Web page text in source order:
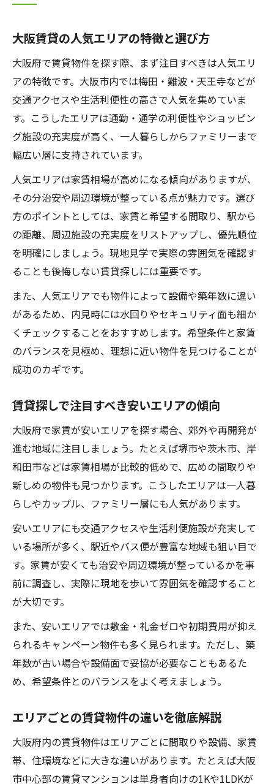
大阪賃貸の人気エリアの特徴と選び方
大阪府で賃貸物件を探す際、まず注目すべきは人気エリ
アの特徴です。大阪市内では梅田・難波・天王寺などが
交通アクセスや生活利便性の高さで人気を集めていま
す。こうしたエリアは通勤・通学の利便性やショッピン
グ施設の充実度が高く、一人暮らしからファミリーまで
幅広い層に支持されています。
人気エリアは家賃相場が高めになる傾向がありますが、
その分治安や周辺環境が整っている点が魅力です。選び
方のポイントとしては、家賃と希望する間取り、駅から
の距離、周辺施設の充実度をリストアップし、優先順位
を明確にしましょう。現地見学で実際の雰囲気を確認す
ることも後悔しない賃貸探しには重要です。
また、人気エリアでも物件によって設備や築年数に違い
があるため、内見時には水回りやセキュリティ面も細か
くチェックすることをおすすめします。希望条件と家賃
のバランスを見極め、理想に近い物件を見つけることが
成功のカギです。
賃貸探しで注目すべき安いエリアの傾向
大阪府で家賃が安いエリアを探す場合、郊外や再開発が
進む地域に注目しましょう。たとえば堺市や茨木市、岸
和田市などは家賃相場が比較的低めで、広めの間取りや
新しめの物件も見つかります。こうしたエリアは一人暮
らしやカップル、ファミリー層にも人気があります。
安いエリアにも交通アクセスや生活利便施設が充実して
いる場所が多く、駅近やバス便が豊富な地域も狙い目で
す。家賃が安くても治安や周辺環境が整っているかを事
前に調査し、実際に現地を歩いて雰囲気を確認すること
が大切です。
また、安いエリアでは敷金・礼金ゼロや初期費用が抑え
られるキャンペーン物件も多く見られます。ただし、築
年数が古い場合や設備面で妥協が必要なこともあるた
め、希望条件とのバランスをよく考えましょう。
エリアごとの賃貸物件の違いを徹底解説
大阪府内の賃貸物件はエリアごとに間取りや設備、家賃
帯、住環境などに大きな違いがあります。たとえば大阪
市中心部の賃貸マンションは単身者向けの1Kや1LDKが